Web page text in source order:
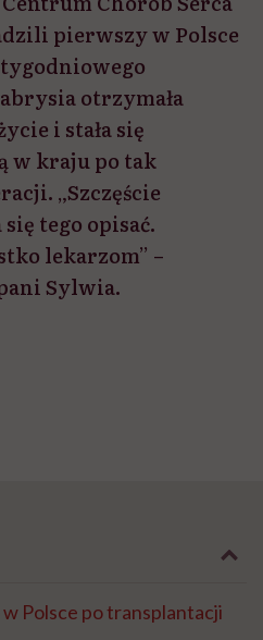
pierwszy w Polsce
tygodniowego
otrzymała
i stała się
w kraju po tak
„Szczęście
tego opisać.
lekarzom” –
Sylwia.
w Polsce po transplantacji